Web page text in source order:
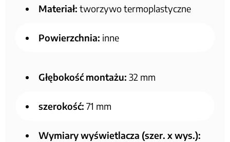
Materiał: tworzywo termoplastyczne
Powierzchnia: inne
Głębokość montażu: 32 mm
szerokość: 71 mm
Wymiary wyświetlacza (szer. x wys.):